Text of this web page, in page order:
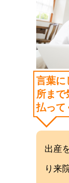
言葉に
所まで
払って
出産
り来